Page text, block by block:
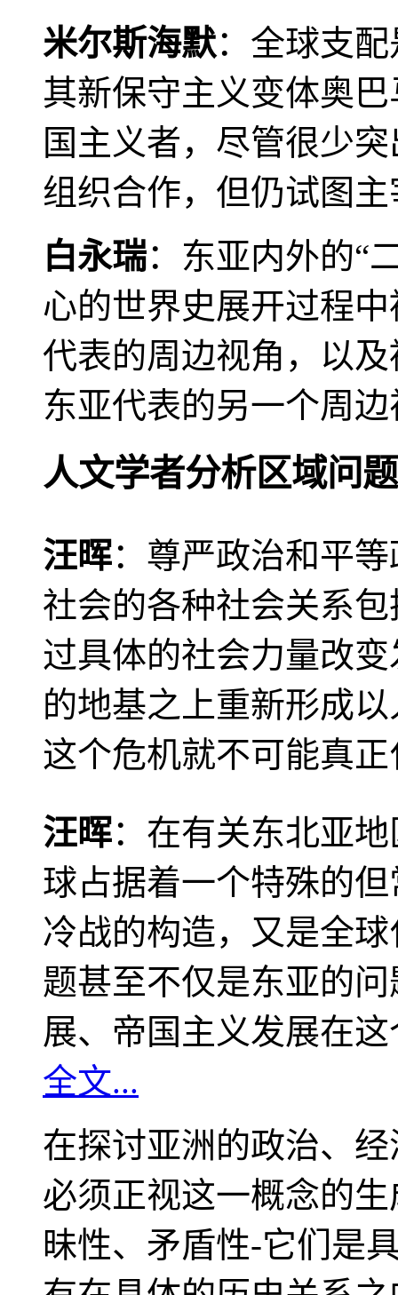
米尔斯海默：全球支
其新保守主义变体奥
国主义者，尽管很少
组织合作，但仍试图
白永瑞：东亚内外的“
心的世界史展开过程
代表的周边视角，以
东亚代表的另一个周
人文学者分析区域问题
汪晖：尊严政治和平
社会的各种社会关系
过具体的社会力量改
的地基之上重新形成
这个危机就不可能真
汪晖：在有关东北亚
球占据着一个特殊的
冷战的构造，又是全
题甚至不仅是东亚的
展、帝国主义发展在
全文...
在探讨亚洲的政治、
必须正视这一概念的
昧性、矛盾性-它们是